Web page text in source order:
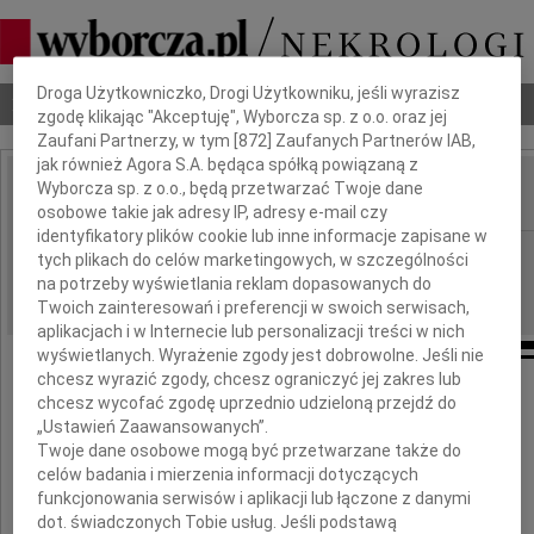
Nekrologi Odeszli Poradnik pogrzebowy
IMIĘ I NAZWISKO:
REGION: Gdańsk
DATA EMISJI: 07.05.2011
Pani
Patrycji Jarosińskiej
Dbamy o Twoją prywatność
Droga Użytkowniczko, Drogi Użytkowniku, jeśli wyrazisz
zgodę klikając "Akceptuję", Wyborcza sp. z o.o. oraz jej
Zaufani Partnerzy, w tym [872] Zaufanych Partnerów IAB,
jak również Agora S.A. będąca spółką powiązaną z
Wyborcza sp. z o.o., będą przetwarzać Twoje dane
osobowe takie jak adresy IP, adresy e-mail czy
identyfikatory plików cookie lub inne informacje zapisane w
tych plikach do celów marketingowych, w szczególności
na potrzeby wyświetlania reklam dopasowanych do
Twoich zainteresowań i preferencji w swoich serwisach,
aplikacjach i w Internecie lub personalizacji treści w nich
wyświetlanych. Wyrażenie zgody jest dobrowolne. Jeśli nie
chcesz wyrazić zgody, chcesz ograniczyć jej zakres lub
chcesz wycofać zgodę uprzednio udzieloną przejdź do
„Ustawień Zaawansowanych”.
Twoje dane osobowe mogą być przetwarzane także do
celów badania i mierzenia informacji dotyczących
funkcjonowania serwisów i aplikacji lub łączone z danymi
dot. świadczonych Tobie usług. Jeśli podstawą